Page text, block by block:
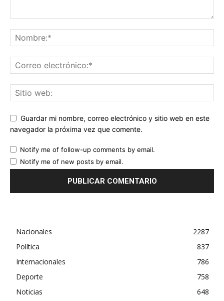
Guardar mi nombre, correo electrónico y sitio web en este
navegador la próxima vez que comente.
Notify me of follow-up comments by email.
Notify me of new posts by email.
Nacionales
2287
Política
837
Internacionales
786
Deporte
758
Noticias
648